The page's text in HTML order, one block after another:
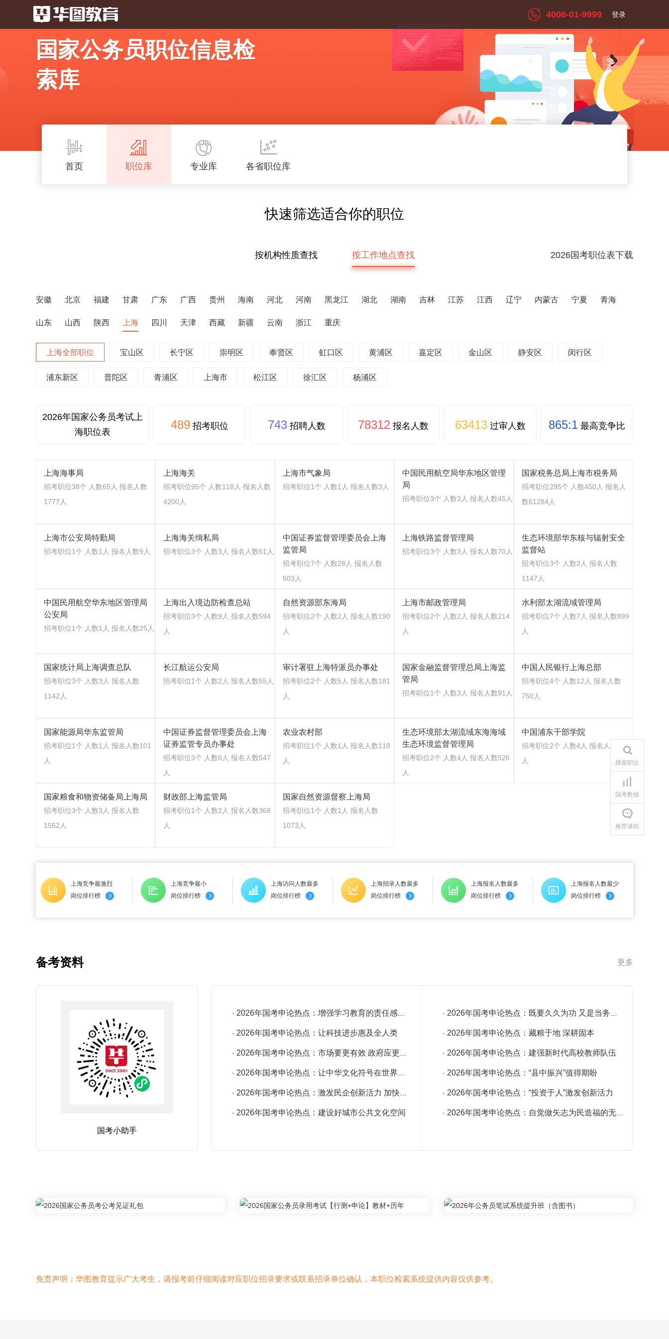
国家公务员职位信息检
索库
首页 职位库 专业库 各省职位库
登录
4006-01-9999
快速筛选适合你的职位
按机构性质查找 按工作地点查找 2026国考职位表下载
安徽 北京 福建 甘肃 广东 广西 贵州 海南 河北 河南 黑龙江 湖北 湖南 吉林 江苏 江西 辽宁 内蒙古 宁夏 青海
山东 山西 陕西 上海 四川 天津 西藏 新疆 云南 浙江 重庆
上海全部职位 宝山区 长宁区 崇明区 奉贤区 虹口区 黄浦区 嘉定区 金山区 静安区 闵行区
浦东新区 普陀区 青浦区 上海市 松江区 徐汇区 杨浦区
2026年国家公务员考试上
海职位表
489 招考职位 743 招聘人数 78312 报名人数 63413 过审人数 865:1 最高竞争比
上海海事局
招考职位38个 人数65人 报名人数
1777人
上海海关
招考职位95个 人数118人 报名人数
4200人
上海市气象局
招考职位1个 人数1人 报名人数3人
中国民用航空局华东地区管理
局
招考职位3个 人数3人 报名人数45人
国家税务总局上海市税务局
招考职位295个 人数450人 报名人
数61284人
上海市公安局特勤局
招考职位1个 人数1人 报名人数9人
上海海关缉私局
招考职位3个 人数3人 报名人数61人
中国证券监督管理委员会上海
监管局
招考职位7个 人数28人 报名人数
503人
上海铁路监督管理局
招考职位3个 人数3人 报名人数70人
生态环境部华东核与辐射安全
监督站
招考职位3个 人数3人 报名人数
1147人
中国民用航空华东地区管理局
公安局
招考职位1个 人数1人 报名人数25人
上海出入境边防检查总站
招考职位3个 人数9人 报名人数594
人
自然资源部东海局
招考职位2个 人数2人 报名人数190
人
上海市邮政管理局
招考职位2个 人数2人 报名人数214
人
水利部太湖流域管理局
招考职位7个 人数7人 报名人数899
人
国家统计局上海调查总队
招考职位3个 人数3人 报名人数
1142人
长江航运公安局
招考职位1个 人数2人 报名人数55人
审计署驻上海特派员办事处
招考职位2个 人数5人 报名人数181
人
国家金融监督管理总局上海监
管局
招考职位1个 人数3人 报名人数91人
中国人民银行上海总部
招考职位4个 人数12人 报名人数
750人
国家能源局华东监管局
招考职位1个 人数1人 报名人数101
人
中国证券监督管理委员会上海
证券监管专员办事处
招考职位3个 人数6人 报名人数547
人
农业农村部
招考职位1个 人数1人 报名人数118
人
生态环境部太湖流域东海海域
生态环境监督管理局
招考职位2个 人数4人 报名人数526
人
中国浦东干部学院
招考职位2个 人数4人 报名人数777
人
国家粮食和物资储备局上海局
招考职位3个 人数3人 报名人数
1562人
财政部上海监管局
招考职位1个 人数2人 报名人数368
人
国家自然资源督察上海局
招考职位1个 人数1人 报名人数
1073人
上海竞争最激烈
岗位排行榜
上海竞争最小
岗位排行榜
上海访问人数最多
岗位排行榜
上海招录人数最多
岗位排行榜
上海报名人数最多
岗位排行榜
上海报名人数最少
岗位排行榜
备考资料 更多
国考小助手
· 2026年国考申论热点：增强学习教育的责任感紧迫感
· 2026年国考申论热点：让科技进步惠及全人类
· 2026年国考申论热点：市场要更有效 政府应更有为
· 2026年国考申论热点：让中华文化符号在世界舞台上更加璀璨
· 2026年国考申论热点：激发民企创新活力 加快培育新质生产力
· 2026年国考申论热点：建设好城市公共文化空间
· 2026年国考申论热点：既要久久为功 又是当务之急
· 2026年国考申论热点：藏粮于地 深耕固本
· 2026年国考申论热点：建强新时代高校教师队伍
· 2026年国考申论热点：“县中振兴”值得期盼
· 2026年国考申论热点：“投资于人”激发创新活力
· 2026年国考申论热点：自觉做矢志为民造福的无私奉献者
免责声明：华图教育提示广大考生，请报考前仔细阅读对应职位招录要求或联系招录单位确认，本职位检索系统提供内容仅供参考。
搜索职位
国考数据
推荐课程